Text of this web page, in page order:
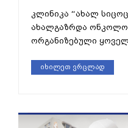
კლინიკა “ახალ
ახალგაზრდა
ორგანიზებული
იხილეთ ვრცლად